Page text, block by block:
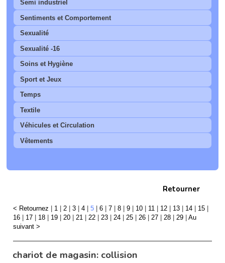
Semi industriel
Sentiments et Comportement
Sexualité
Sexualité -16
Soins et Hygiène
Sport et Jeux
Temps
Textile
Véhicules et Circulation
Vêtements
Retourner
< Retournez 1 2 3 4 5 6 7 8 9 10 11 12 13 14 15
16
17 18 19 20 21 22 23 24 25 26 27 28 29
Au
suivant >
chariot de magasin: collision